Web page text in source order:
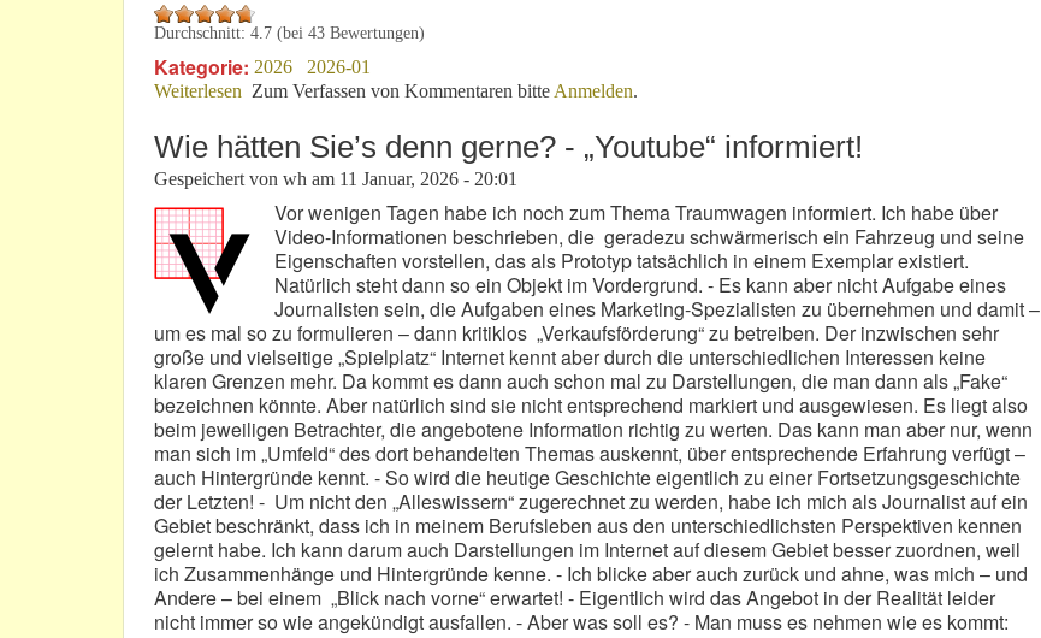
Durchschnitt: 4.7 (bei 43 Bewertungen)
Kategorie: 2026
2026-01
Weiterlesen über Hat die Autoindustrie ein „Kühlschrank-Syndrom“?
Zum Verfassen von Kommentaren bitte Anmelden.
Wie hätten Sie’s denn gerne? - „Youtube“ informiert!
Gespeichert von wh am 11 Januar, 2026 - 20:01
Vor wenigen Tagen habe ich noch zum Thema Traumwagen informiert. Ich habe über
Video-Informationen beschrieben, die geradezu schwärmerisch ein Fahrzeug und seine
Eigenschaften vorstellen, das als Prototyp tatsächlich in einem Exemplar existiert.
Natürlich steht dann so ein Objekt im Vordergrund. - Es kann aber nicht Aufgabe eines
Journalisten sein, die Aufgaben eines Marketing-Spezialisten zu übernehmen und damit –
um es mal so zu formulieren – dann kritiklos „Verkaufsförderung“ zu betreiben. Der inzwischen sehr
große und vielseitige „Spielplatz“ Internet kennt aber durch die unterschiedlichen Interessen keine
klaren Grenzen mehr. Da kommt es dann auch schon mal zu Darstellungen, die man dann als „Fake“
bezeichnen könnte. Aber natürlich sind sie nicht entsprechend markiert und ausgewiesen. Es liegt also
beim jeweiligen Betrachter, die angebotene Information richtig zu werten. Das kann man aber nur, wenn
man sich im „Umfeld“ des dort behandelten Themas auskennt, über entsprechende Erfahrung verfügt –
auch Hintergründe kennt. - So wird die heutige Geschichte eigentlich zu einer Fortsetzungsgeschichte
der Letzten! - Um nicht den „Alleswissern“ zugerechnet zu werden, habe ich mich als Journalist auf ein
Gebiet beschränkt, dass ich in meinem Berufsleben aus den unterschiedlichsten Perspektiven kennen
gelernt habe. Ich kann darum auch Darstellungen im Internet auf diesem Gebiet besser zuordnen, weil
ich Zusammenhänge und Hintergründe kenne. - Ich blicke aber auch zurück und ahne, was mich – und
Andere – bei einem „Blick nach vorne“ erwartet! - Eigentlich wird das Angebot in der Realität leider
nicht immer so wie angekündigt ausfallen. - Aber was soll es? - Man muss es nehmen wie es kommt: